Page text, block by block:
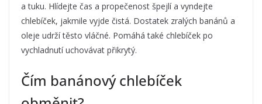
a tuku. Hlídejte čas a propečenost špejlí a vyndejte
chlebíček, jakmile vyjde čistá. Dostatek zralých banánů a
oleje udrží těsto vláčné. Pomáhá také chlebíček po
vychladnutí uchovávat přikrytý.
Čím banánový chlebíček